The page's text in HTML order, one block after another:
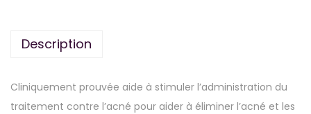
Description
Cliniquement prouvée aide à stimuler l’administration du
traitement contre l’acné pour aider à éliminer l’acné et les